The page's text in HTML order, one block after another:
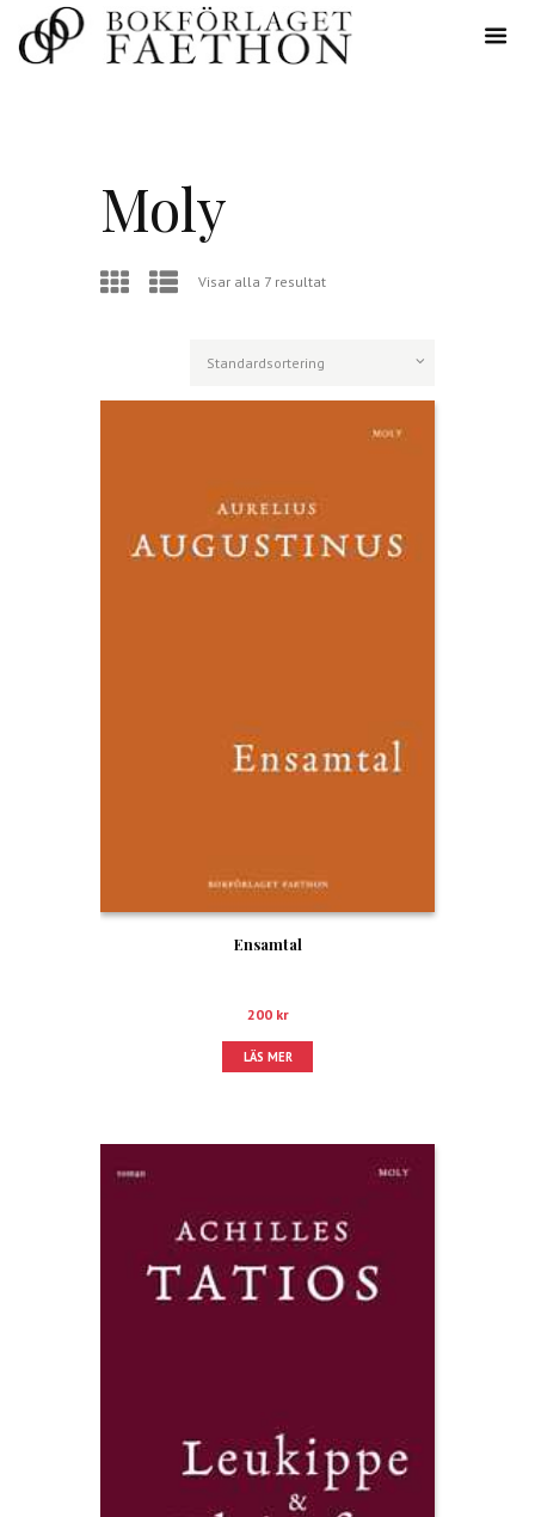
Moly
Visar alla 7 resultat
Ensamtal
200 kr
LÄS MER